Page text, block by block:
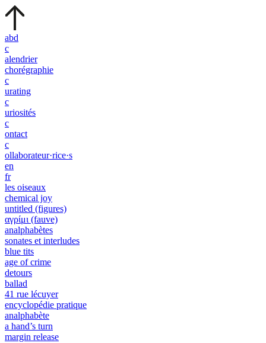
abd
c
alendrier
chorégraphie
c
urating
c
uriosités
c
ontact
c
ollaborateur·rice·s
en
fr
les oiseaux
chemical joy
untitled (figures)
αγρίμι (fauve)
analphabètes
sonates et interludes
blue tits
age of crime
detours
ballad
41 rue lécuyer
encyclopédie pratique
analphabète
a hand’s turn
margin release